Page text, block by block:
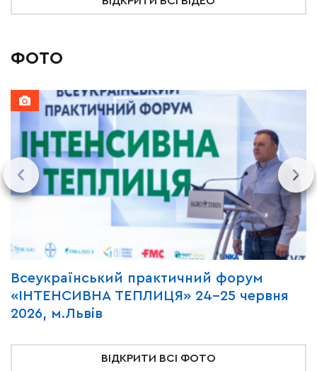
ФОТО
Всеукраїнський практичний форум
«ІНТЕНСИВНА ТЕПЛИЦЯ» 24-25 червня
2026, м.Львів
ВІДКРИТИ ВСІ ФОТО